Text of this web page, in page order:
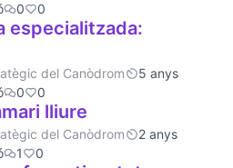
0 0
especialitzada:
del Canòdrom
5 anys
0 0
lliure
del Canòdrom
2 anys
1 0